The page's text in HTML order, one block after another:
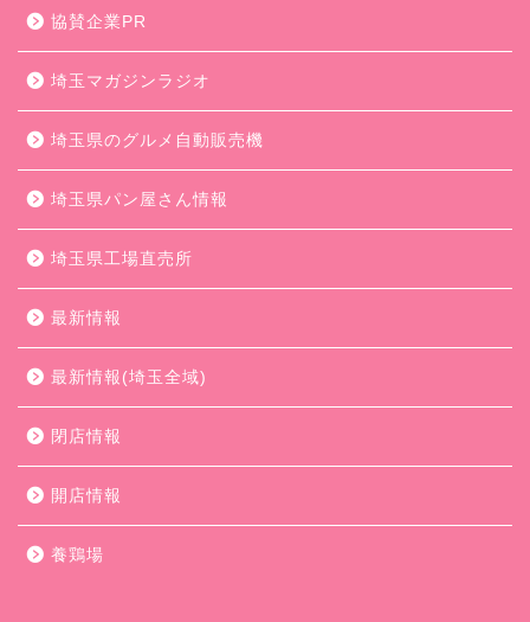
協賛企業PR
埼玉マガジンラジオ
埼玉県のグルメ自動販売機
埼玉県パン屋さん情報
埼玉県工場直売所
最新情報
最新情報(埼玉全域)
閉店情報
開店情報
養鶏場